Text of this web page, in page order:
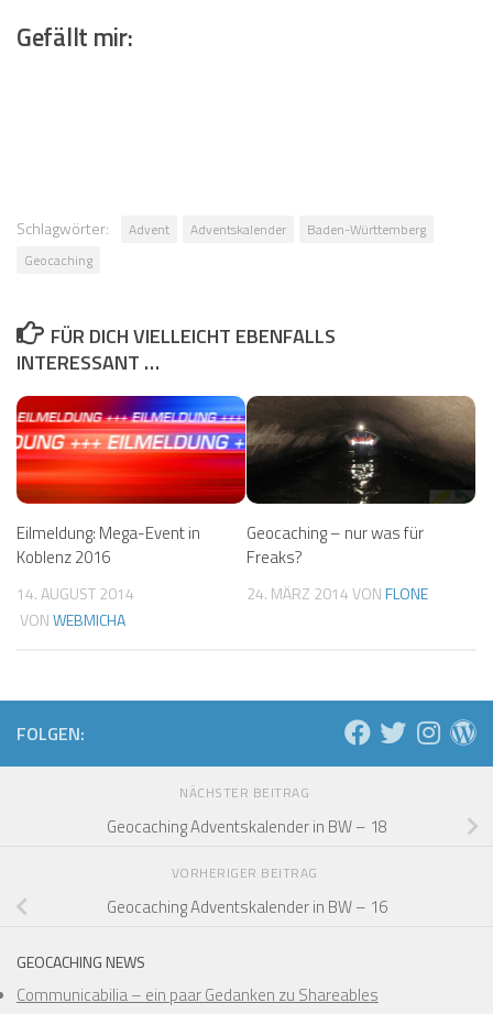
Gefällt mir:
Schlagwörter: Advent Adventskalender
Baden-Württemberg
Geocaching
FÜR DICH VIELLEICHT EBENFALLS
INTERESSANT …
Eilmeldung: Mega-Event in
Koblenz 2016
14. AUGUST 2014
VONWEBMICHA
Geocaching – nur was für
Freaks?
24. MÄRZ 2014VONFLONE
FOLGEN:
NÄCHSTER BEITRAG
Geocaching Adventskalender in BW – 18
VORHERIGER BEITRAG
Geocaching Adventskalender in BW – 16
GEOCACHING NEWS
Communicabilia – ein paar Gedanken zu Shareables